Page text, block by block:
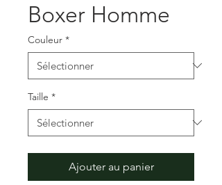
Boxer Homme
Couleur *
Taille *
Ajouter au panier